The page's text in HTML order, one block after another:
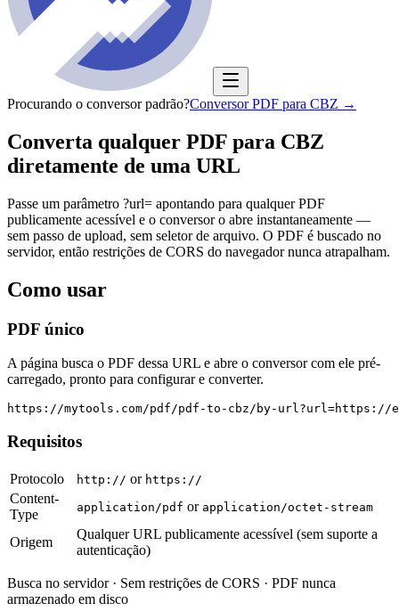
Procurando o conversor padrão?Conversor PDF para CBZ →
Converta qualquer PDF para CBZ
diretamente de uma URL
Passe um parâmetro ?url= apontando para qualquer PDF
publicamente acessível e o conversor o abre instantaneamente —
sem passo de upload, sem seletor de arquivo. O PDF é buscado no
servidor, então restrições de CORS do navegador nunca atrapalham.
Como usar
PDF único
A página busca o PDF dessa URL e abre o conversor com ele pré-
carregado, pronto para configurar e converter.
https://mytools.com/pdf/pdf-to-cbz/by-url?url=https://
Requisitos
Protocolo http:// or https://
Content-
Type
application/pdf or application/octet-stream
Origem
Qualquer URL publicamente acessível (sem suporte a
autenticação)
Busca no servidor · Sem restrições de CORS · PDF nunca
armazenado em disco